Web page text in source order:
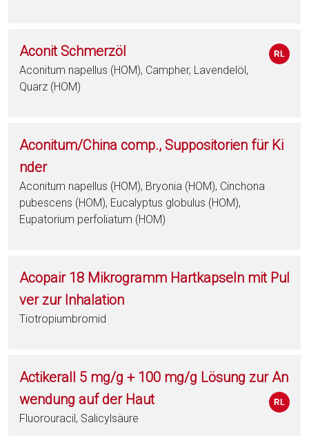
Aconit Schmerzöl
Aconitum napellus (HOM), Campher, Lavendelöl,
Quarz (HOM)
Aconitum/China comp., Suppositorien für Ki
nder
Aconitum napellus (HOM), Bryonia (HOM), Cinchona
pubescens (HOM), Eucalyptus globulus (HOM),
Eupatorium perfoliatum (HOM)
Acopair 18 Mikrogramm Hartkapseln mit Pul
ver zur Inhalation
Tiotropiumbromid
Actikerall 5 mg/g + 100 mg/g Lösung zur An
wendung auf der Haut
Fluorouracil, Salicylsäure